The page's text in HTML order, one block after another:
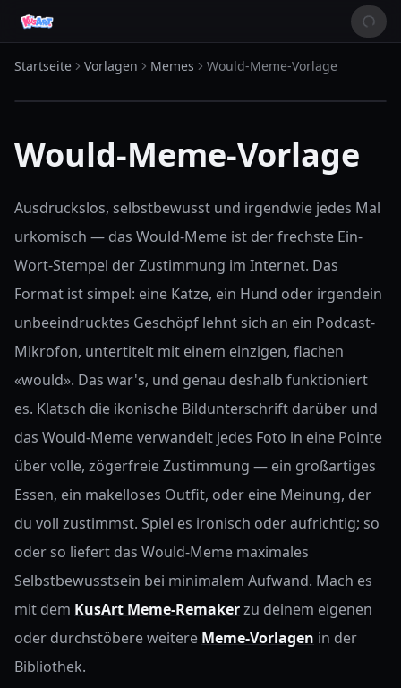
Startseite Vorlagen Memes Would-Meme-Vorlage
Would-Meme-Vorlage
Ausdruckslos, selbstbewusst und irgendwie jedes Mal
urkomisch — das Would-Meme ist der frechste Ein-
Wort-Stempel der Zustimmung im Internet. Das
Format ist simpel: eine Katze, ein Hund oder irgendein
unbeeindrucktes Geschöpf lehnt sich an ein Podcast-
Mikrofon, untertitelt mit einem einzigen, flachen
«would». Das war's, und genau deshalb funktioniert
es. Klatsch die ikonische Bildunterschrift darüber und
das Would-Meme verwandelt jedes Foto in eine Pointe
über volle, zögerfreie Zustimmung — ein großartiges
Essen, ein makelloses Outfit, oder eine Meinung, der
du voll zustimmst. Spiel es ironisch oder aufrichtig; so
oder so liefert das Would-Meme maximales
Selbstbewusstsein bei minimalem Aufwand. Mach es
mit dem KusArt Meme-Remakerzu deinem eigenen
oder durchstöbere weitere Meme-Vorlagen in der
Bibliothek.